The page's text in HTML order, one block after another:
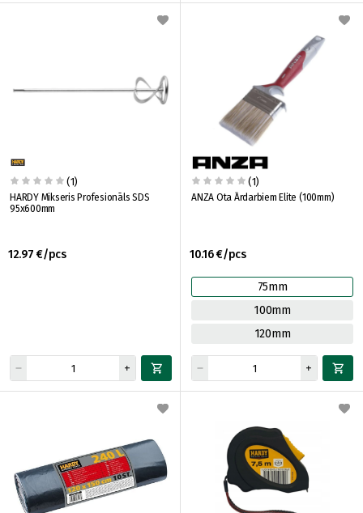
(1)
HARDY Mikseris Profesionāls SDS
95x600mm
12.97 €/pcs
(1)
ANZA Ota Ārdarbiem Elite (100mm)
10.16 €/pcs
75mm
100mm
120mm